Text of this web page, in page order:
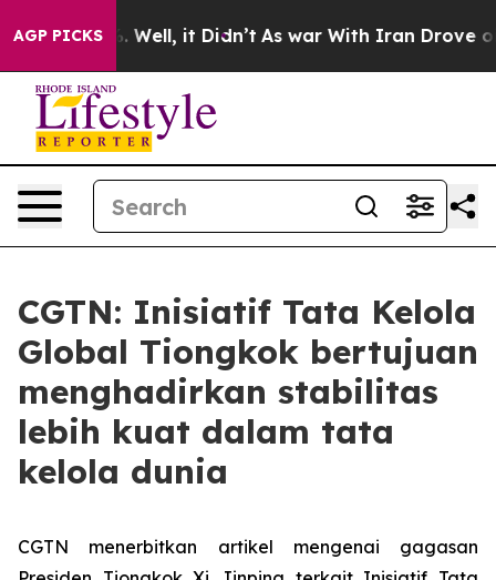
AGP PICKS
40%. Well, it Didn’t As war With Iran Drove oil
CGTN: Inisiatif Tata Kelola
Global Tiongkok bertujuan
menghadirkan stabilitas
lebih kuat dalam tata
kelola dunia
CGTN menerbitkan artikel mengenai gagasan